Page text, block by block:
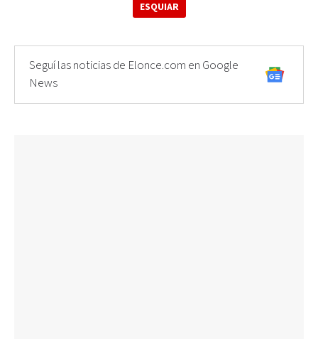
ESQUIAR
Seguí las noticias de Elonce.com en Google
News